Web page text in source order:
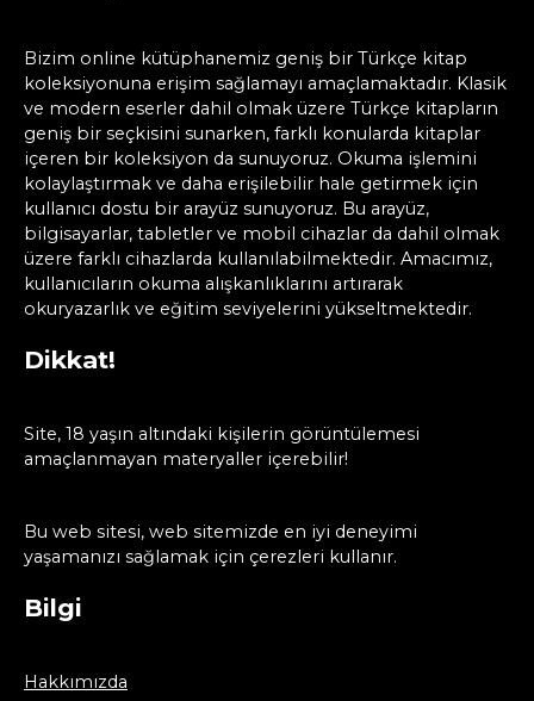
Bizim online kütüphanemiz geniş bir Türkçe kitap
koleksiyonuna erişim sağlamayı amaçlamaktadır. Klasik
ve modern eserler dahil olmak üzere Türkçe kitapların
geniş bir seçkisini sunarken, farklı konularda kitaplar
içeren bir koleksiyon da sunuyoruz. Okuma işlemini
kolaylaştırmak ve daha erişilebilir hale getirmek için
kullanıcı dostu bir arayüz sunuyoruz. Bu arayüz,
bilgisayarlar, tabletler ve mobil cihazlar da dahil olmak
üzere farklı cihazlarda kullanılabilmektedir. Amacımız,
kullanıcıların okuma alışkanlıklarını artırarak
okuryazarlık ve eğitim seviyelerini yükseltmektedir.
Dikkat!
Site, 18 yaşın altındaki kişilerin görüntülemesi
amaçlanmayan materyaller içerebilir!
Bu web sitesi, web sitemizde en iyi deneyimi
yaşamanızı sağlamak için çerezleri kullanır.
Bilgi
Hakkımızda